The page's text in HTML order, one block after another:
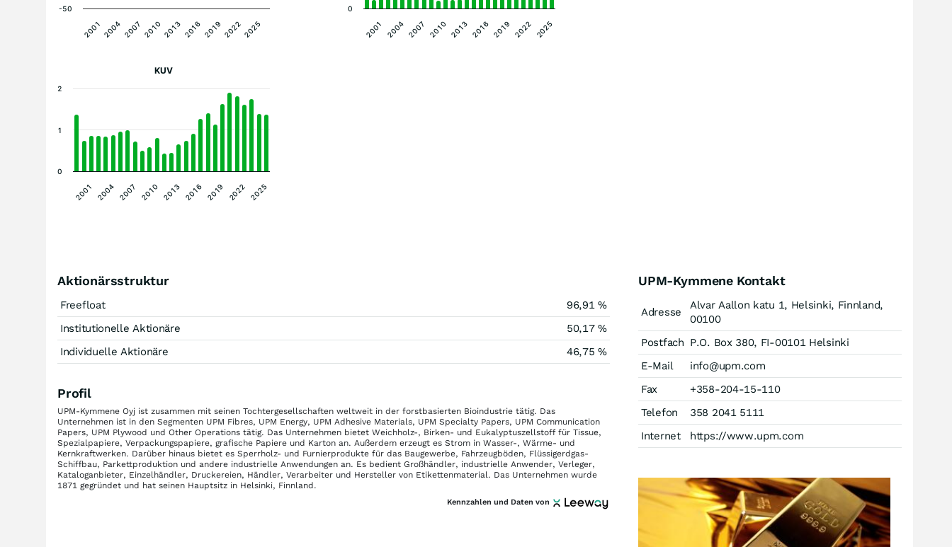
2001 2004 2007 2010 2013 2016 2019 20222025
-50
2001 2004 2007 2010 2013 2016 2019 2022 2025
0
KUV
2001 2004 2007 2010 2013 2016 2019 2022 2025
0
1
2
Aktionärsstruktur
Freefloat
96,91 %
Institutionelle Aktionäre
50,17 %
Individuelle Aktionäre
46,75 %
Profil
UPM-Kymmene Oyj ist zusammen mit seinen Tochtergesellschaften weltweit in der forstbasierten Bioindustrie tätig. Das
Unternehmen ist in den Segmenten UPM Fibres, UPM Energy, UPM Adhesive Materials, UPM Specialty Papers, UPM Communication
Papers, UPM Plywood und Other Operations tätig. Das Unternehmen bietet Weichholz-, Birken- und Eukalyptuszellstoff für Tissue,
Spezialpapiere, Verpackungspapiere, grafische Papiere und Karton an. Außerdem erzeugt es Strom in Wasser-, Wärme- und
Kernkraftwerken. Darüber hinaus bietet es Sperrholz- und Furnierprodukte für das Baugewerbe, Fahrzeugböden, Flüssigerdgas-
Schiffbau, Parkettproduktion und andere industrielle Anwendungen an. Es bedient Großhändler, industrielle Anwender, Verleger,
Kataloganbieter, Einzelhändler, Druckereien, Händler, Verarbeiter und Hersteller von Etikettenmaterial. Das Unternehmen wurde
1871 gegründet und hat seinen Hauptsitz in Helsinki, Finnland.
Kennzahlen und Daten von
UPM-Kymmene Kontakt
Adresse
Alvar Aallon katu 1, Helsinki, Finnland,
00100
Postfach P.O. Box 380, FI-00101 Helsinki
E-Mail
info@upm.com
Fax
+358-204-15-110
Telefon
358 2041 5111
Internet
https://www.upm.com